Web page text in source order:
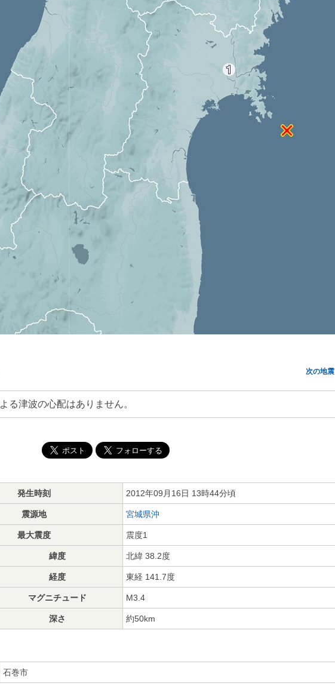
次の地震
る津波の心配はありません。
発生時刻 2012年09月16日 13時44分頃
震源地 宮城県沖
最大震度 震度1
緯度 北緯 38.2度
経度 東経 141.7度
マグニチュード M3.4
深さ 約50km
石巻市